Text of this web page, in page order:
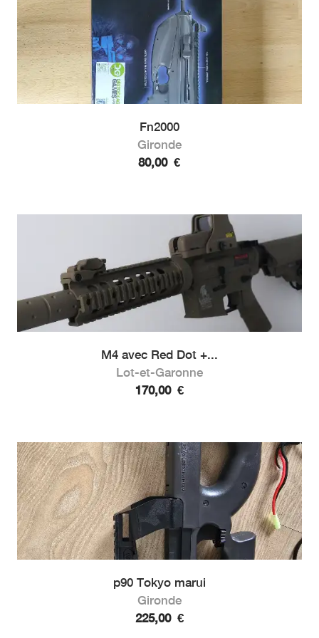
Fn2000
Gironde
80,00 €
M4 avec Red Dot +...
Lot-et-Garonne
170,00 €
p90 Tokyo marui
Gironde
225,00 €